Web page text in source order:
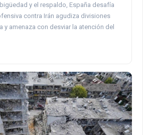
y el respaldo, España desafía
contra Irán agudiza divisiones
y amenaza con desviar la atención del